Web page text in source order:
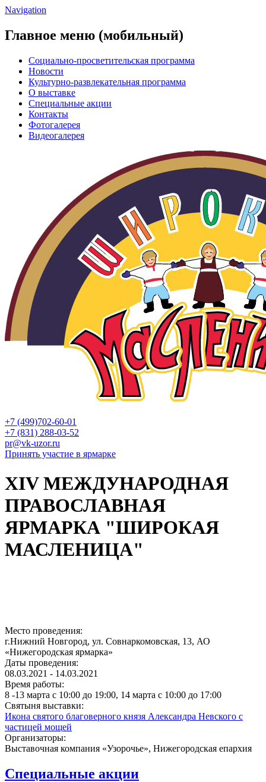
Navigation
Главное меню (мобильный)
Социально-просветительская программа
Новости
Культурно-развлекательная программа
О выставке
Специальные акции
Контакты
Фотогалерея
Видеогалерея
+7 (499)702-60-01
+7 (831) 288-03-52
pr@vk-uzor.ru
Принять участие в ярмарке
XIV МЕЖДУНАРОДНАЯ
ПРАВОСЛАВНАЯ
ЯРМАРКА "ШИРОКАЯ
МАСЛЕНИЦА"
Место проведения:
г.Нижний Новгород, ул. Совнаркомовская, 13, АО
«Нижегородская ярмарка»
Даты проведения:
08.03.2021 - 14.03.2021
Время работы:
8 -13 марта с 10:00 до 19:00, 14 марта с 10:00 до 17:00
Святыня выставки:
Икона святого благоверного князя Александра Невского с
частицей мощей
Организаторы:
Выставочная компания «Узорочье», Нижегородская епархия
Специальные акции